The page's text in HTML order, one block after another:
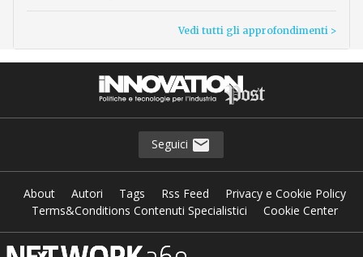
Vedi tutti gli approfondimenti >
Seguici
About Autori Tags Rss Feed
Privacy e Cookie Policy
Terms&Conditions Contenuti Specialistici
Cookie Center